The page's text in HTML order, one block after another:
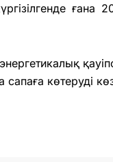
ғана
көтеруді